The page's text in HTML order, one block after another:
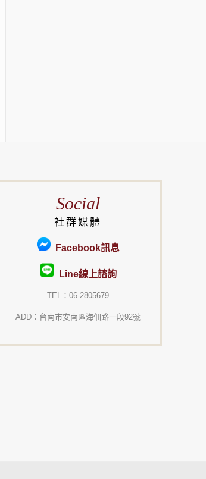
Social
社群媒體
Facebook訊息
Line線上諮詢
TEL：06-2805679
ADD：台南市安南區海佃路一段92號